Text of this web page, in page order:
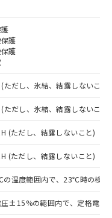
護
護
だし、氷結、結露しないこと)
だし、氷結、結露しないこと)
(ただし、結露しないこと)
(ただし、結露しないこと)
温度範囲内で、23℃時の検
圧±15%の範囲内で、定格電
、同意のうえ
機器事業取扱
び標準価格
だくもので
品の中には、
る商品もある
（10物質）の
能な商品で
物質）の非含
予定のある
（10物質）の
応品を出す予
（10物質）の
たは確認中の
無形物で、有
です。
た場合などや
が中国RoHSの
ます。
が中国RoHSの
します。